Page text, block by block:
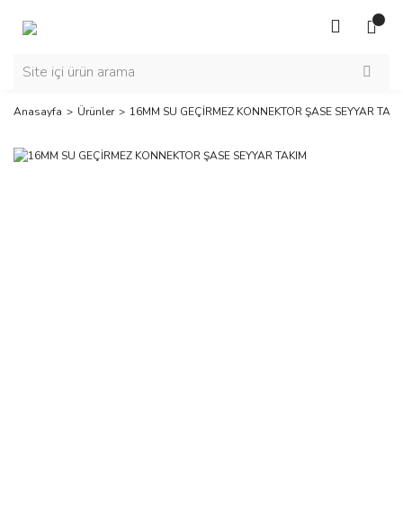
Anasayfa Ürünler 16MM SU GEÇİRMEZ KONNEKTOR ŞASE SEYYAR